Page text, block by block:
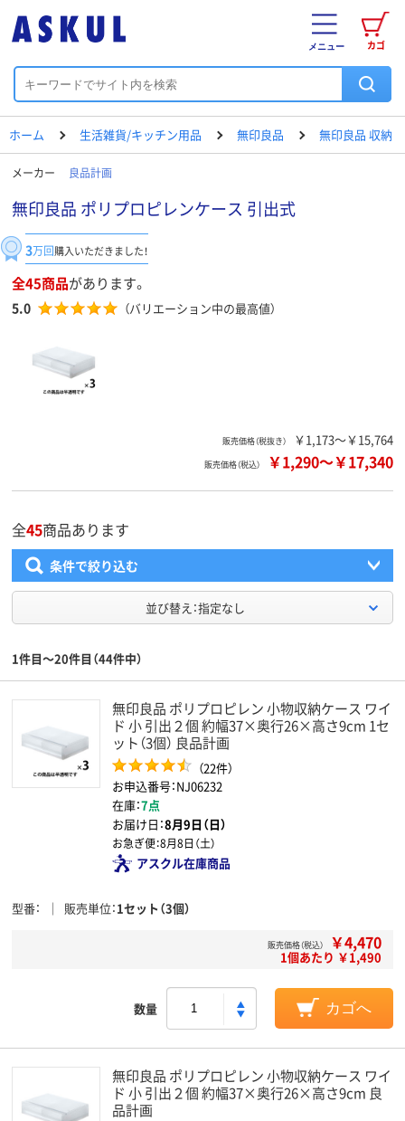
カゴ
メニュー
ホーム 生活雑貨/キッチン用品 無印良品 無印良品 収納
メーカー 良品計画
無印良品 ポリプロピレンケース 引出式
3万回購入いただきました！
全45商品があります。
5.0 （バリエーション中の最高値）
販売価格（税抜き） ￥1,173～￥15,764
販売価格（税込） ￥1,290～￥17,340
全45商品あります
条件で絞り込む
並び替え：指定なし
1件目～20件目（44件中）
無印良品 ポリプロピレン 小物収納ケース ワイ
ド 小 引出２個 約幅37×奥行26×高さ9cm 1セ
ット（3個） 良品計画
（22件）
お申込番号：NJ06232
在庫：7点
お届け日：8月9日（日）
お急ぎ便：8月8日（土）
アスクル在庫商品
型番 販売単位 1セット（3個）
販売価格（税込） ￥4,470
1個あたり ￥1,490
数量 カゴへ
無印良品 ポリプロピレン 小物収納ケース ワイ
ド 小 引出２個 約幅37×奥行26×高さ9cm 良
品計画